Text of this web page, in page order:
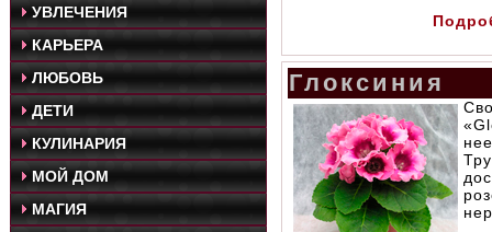
УВЛЕЧЕНИЯ
КАРЬЕРА
ЛЮБОВЬ
ДЕТИ
КУЛИНАРИЯ
МОЙ ДОМ
МАГИЯ
Глоксиния